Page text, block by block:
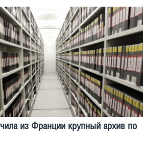
из Франции крупный архив по